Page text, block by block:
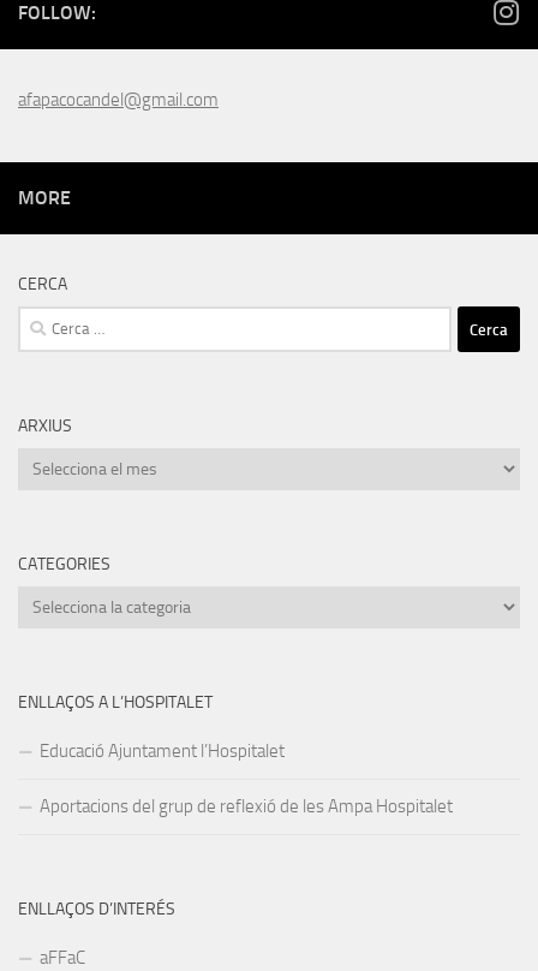
FOLLOW:
afapacocandel@gmail.com
MORE
CERCA
Cerca:
ARXIUS
Arxius
CATEGORIES
Categories
ENLLAÇOS A L’HOSPITALET
Educació Ajuntament l’Hospitalet
Aportacions del grup de reflexió de les Ampa Hospitalet
ENLLAÇOS D’INTERÉS
aFFaC